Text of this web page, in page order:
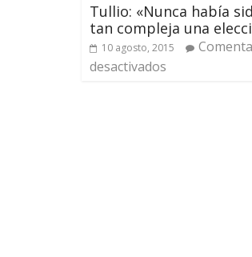
Tullio: «Nunca había
tan compleja una
10 agosto, 2015
desactivados